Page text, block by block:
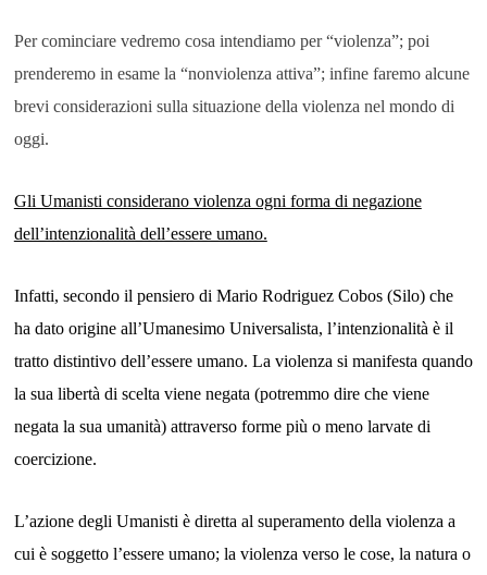
Per cominciare vedremo cosa intendiamo per “violenza”; poi
prenderemo in esame la “nonviolenza attiva”; infine faremo alcune
brevi considerazioni sulla situazione della violenza nel mondo di
oggi.
Gli Umanisti considerano violenza ogni forma di negazione
dell’intenzionalità dell’essere umano.
Infatti, secondo il pensiero di Mario Rodriguez Cobos (Silo) che
ha dato origine all’Umanesimo Universalista, l’intenzionalità è il
tratto distintivo dell’essere umano. La violenza si manifesta quando
la sua libertà di scelta viene negata (potremmo dire che viene
negata la sua umanità) attraverso forme più o meno larvate di
coercizione.
L’azione degli Umanisti è diretta al superamento della violenza a
cui è soggetto l’essere umano; la violenza verso le cose, la natura o